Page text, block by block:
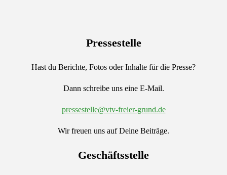
Pressestelle
Hast du Berichte, Fotos oder Inhalte für die Presse?
Dann schreibe uns eine E-Mail.
pressestelle@vtv-freier-grund.de
Wir freuen uns auf Deine Beiträge.
Geschäftsstelle